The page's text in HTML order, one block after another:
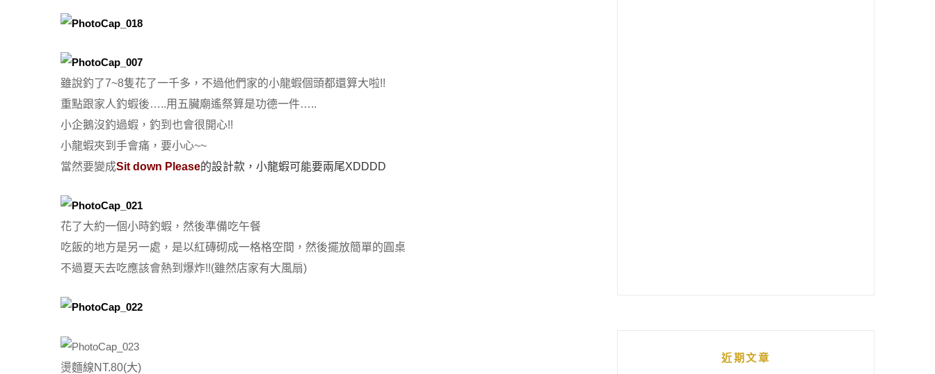
雖說釣了7~8隻花了一千多，不過他們家的小龍蝦個頭都還算大啦!!
重點跟家人釣蝦後…..用五臟廟遙祭算是功德一件…..
小企鵝沒釣過蝦，釣到也會很開心!!
小龍蝦夾到手會痛，要小心~~
當然要變成Sit down Please的設計款，小龍蝦可能要兩尾XDDDD
花了大約一個小時釣蝦，然後準備吃午餐
吃飯的地方是另一處，是以紅磚砌成一格格空間，然後擺放簡單的圓桌
不過夏天去吃應該會熱到爆炸!!(雖然店家有大風扇)
燙麵線NT.80(大)
近期文章